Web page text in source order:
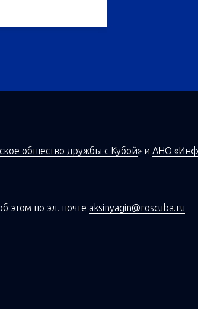
общество дружбы с Кубой» иАНО
этом по эл. почте aksinyagin@roscuba.ru